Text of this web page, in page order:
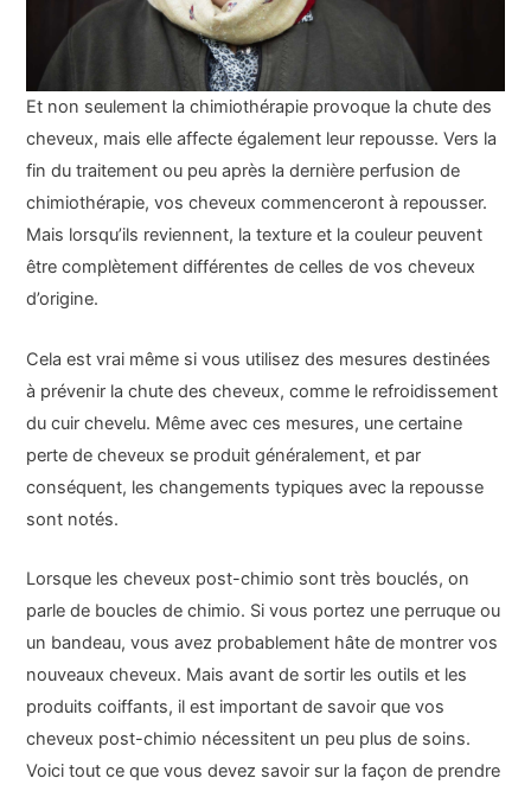
Et non seulement la chimiothérapie provoque la chute des
cheveux, mais elle affecte également leur repousse. Vers la
fin du traitement ou peu après la dernière perfusion de
chimiothérapie, vos cheveux commenceront à repousser.
Mais lorsqu’ils reviennent, la texture et la couleur peuvent
être complètement différentes de celles de vos cheveux
d’origine.
Cela est vrai même si vous utilisez des mesures destinées
à prévenir la chute des cheveux, comme le refroidissement
du cuir chevelu. Même avec ces mesures, une certaine
perte de cheveux se produit généralement, et par
conséquent, les changements typiques avec la repousse
sont notés.
Lorsque les cheveux post-chimio sont très bouclés, on
parle de boucles de chimio. Si vous portez une perruque ou
un bandeau, vous avez probablement hâte de montrer vos
nouveaux cheveux. Mais avant de sortir les outils et les
produits coiffants, il est important de savoir que vos
cheveux post-chimio nécessitent un peu plus de soins.
Voici tout ce que vous devez savoir sur la façon de prendre